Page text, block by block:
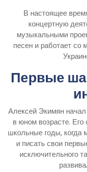
В настоящее
концертную
музыкальными
песен и работает со
Первые
Алексей Экимян
в юном возрасте.
школьные годы, когда
и писать свои
исключительного